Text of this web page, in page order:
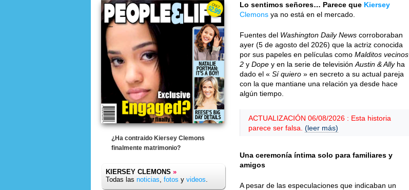
¿Ha contraido Kiersey Clemons
finalmente matrimonio?
KIERSEY CLEMONS »
Todas las noticias, fotos y videos.
Lo sentimos señores… Parece que Kiersey
Clemons ya no está en el mercado.
Fuentes del Washington Daily News corroboraban
ayer (5 de agosto del 2026) que la actriz conocida
por sus papeles en películas como Malditos vecinos
2 y Dope y en la serie de televisión Austin & Allyha
dado el « Sí quiero » en secreto a su actual pareja
con la que mantiane una relación ya desde hace
algún tiempo.
ACTUALIZACIÓN 06/08/2026 : Esta historia
parece ser falsa. (leer más)
Una ceremonía íntima solo para familiares y
amigos
A pesar de las especulaciones que indicaban un